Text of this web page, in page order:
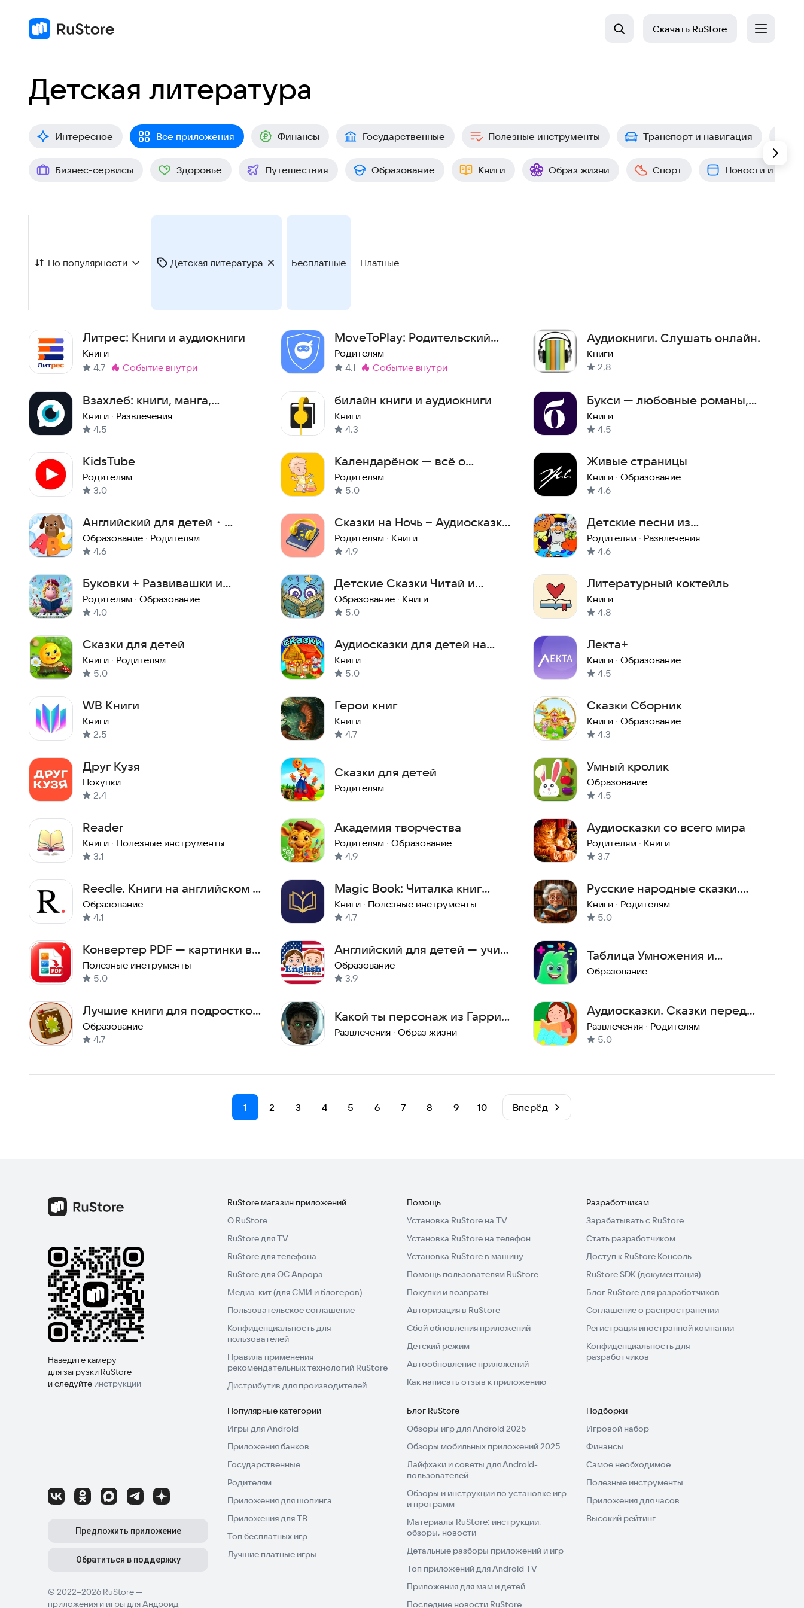
Скачать RuStore
Детская литература
Интересное Все приложения Финансы Государственные Полезные инструменты Транспорт и навигация
Бизнес-сервисы Здоровье Путешествия Образование Книги Образ жизни Спорт Новости и
По популярности Детская литература Бесплатные Платные
Литрес: Книги и аудиокниги
Книги
4,7
Метка:
событие внутри
MoveToPlay: Родительский
контроль и локатор
Родителям
4,1
Метка:
событие внутри
Аудиокниги. Слушать онлайн.
Книги
2,8
Взахлеб: книги, манга,
фанфики
Книги · Развлечения
4,5
билайн книги и аудиокниги
Книги
4,3
Букси — любовные романы,
фэнтези, детективы
Книги
4,5
KidsTube
Родителям
3,0
Календарёнок — всё о
малыше
Родителям
5,0
Живые страницы
Книги · Образование
4,6
Английский для детей・
учимся читать и учим буквы
Образование · Родителям
4,6
Сказки на Ночь – Аудиосказки
для Детей Бесплатно
Родителям · Книги
4,9
Детские песни из
мультфильмов
Родителям · Развлечения
4,6
Буковки + Развивашки и
Сказки!
Родителям · Образование
4,0
Детские Сказки Читай и
Собирай Пазлы - БукаБум
Образование · Книги
5,0
Литературный коктейль
Книги
4,8
Сказки для детей
Книги · Родителям
5,0
Аудиосказки для детей на
ночь
Книги
5,0
Лекта+
Книги · Образование
4,5
WB Книги
Книги
2,5
Герои книг
Книги
4,7
Сказки Сборник
Книги · Образование
4,3
Друг Кузя
Покупки
2,4
Сказки для детей
Родителям
Умный кролик
Образование
4,5
Reader
Книги · Полезные инструменты
3,1
Академия творчества
Родителям · Образование
4,9
Аудиосказки со всего мира
Родителям · Книги
3,7
Reedle. Книги на английском с
переводом
Образование
4,1
Magic Book: Читалка книг
EPUB/FB2 с ИИ
Книги · Полезные инструменты
4,7
Русские народные сказки.
Аудиосказки для детей
Книги · Родителям
5,0
Конвертер PDF — картинки в
PDF, объединить
Полезные инструменты
5,0
Английский для детей — учись
и играй
Образование
3,9
Таблица Умножения и
Математика
Образование
Лучшие книги для подростков
(школьников) бесплатно
Образование
4,7
Какой ты персонаж из Гарри
Поттера? Тест
Развлечения · Образ жизни
Аудиосказки. Сказки перед
сном
Развлечения · Родителям
5,0
1 2 3 4 5 6 7 8 9 10 Вперёд
Наведите камеру
для загрузки RuStore
и следуйте инструкции
© 2022–2026 RuStore —
приложения и игры для Андроид
Предложить приложение
Обратиться в поддержку
RuStore магазин приложений
О RuStore
RuStore для TV
RuStore для телефона
RuStore для ОС Аврора
Медиа-кит (для СМИ и блогеров)
Пользовательское соглашение
Конфиденциальность для
пользователей
Правила применения
рекомендательных технологий RuStore
Дистрибутив для производителей
Помощь
Установка RuStore на TV
Установка RuStore на телефон
Установка RuStore в машину
Помощь пользователям RuStore
Покупки и возвраты
Авторизация в RuStore
Сбой обновления приложений
Детский режим
Автообновление приложений
Как написать отзыв к приложению
Разработчикам
Зарабатывать с RuStore
Стать разработчиком
Доступ к RuStore Консоль
RuStore SDK (документация)
Блог RuStore для разработчиков
Соглашение о распространении
Регистрация иностранной компании
Конфиденциальность для
разработчиков
Популярные категории
Игры для Android
Приложения банков
Государственные
Родителям
Приложения для шопинга
Приложения для ТВ
Топ бесплатных игр
Лучшие платные игры
Блог RuStore
Обзоры игр для Android 2025
Обзоры мобильных приложений 2025
Лайфхаки и советы для Android-
пользователей
Обзоры и инструкции по установке игр
и программ
Материалы RuStore: инструкции,
обзоры, новости
Детальные разборы приложений и игр
Топ приложений для Android TV
Приложения для мам и детей
Последние новости RuStore
Подборки
Игровой набор
Финансы
Самое необходимое
Полезные инструменты
Приложения для часов
Высокий рейтинг